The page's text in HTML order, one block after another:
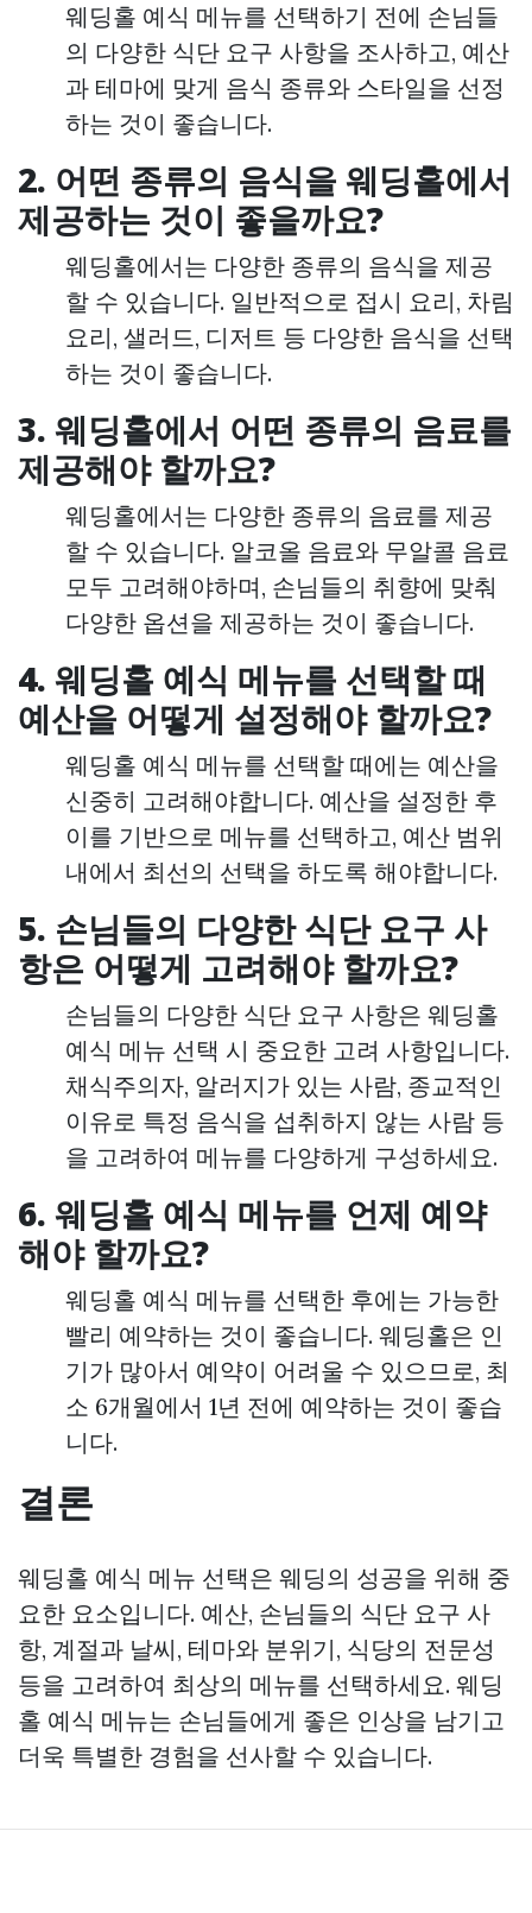
웨딩홀 예식 메뉴를 선택하기 전에 손님들
의 다양한 식단 요구 사항을 조사하고, 예산
과 테마에 맞게 음식 종류와 스타일을 선정
하는 것이 좋습니다.
2. 어떤 종류의 음식을 웨딩홀에서
제공하는 것이 좋을까요?
웨딩홀에서는 다양한 종류의 음식을 제공
할 수 있습니다. 일반적으로 접시 요리, 차림
요리, 샐러드, 디저트 등 다양한 음식을 선택
하는 것이 좋습니다.
3. 웨딩홀에서 어떤 종류의 음료를
제공해야 할까요?
웨딩홀에서는 다양한 종류의 음료를 제공
할 수 있습니다. 알코올 음료와 무알콜 음료
모두 고려해야하며, 손님들의 취향에 맞춰
다양한 옵션을 제공하는 것이 좋습니다.
4. 웨딩홀 예식 메뉴를 선택할 때
예산을 어떻게 설정해야 할까요?
웨딩홀 예식 메뉴를 선택할 때에는 예산을
신중히 고려해야합니다. 예산을 설정한 후
이를 기반으로 메뉴를 선택하고, 예산 범위
내에서 최선의 선택을 하도록 해야합니다.
5. 손님들의 다양한 식단 요구 사
항은 어떻게 고려해야 할까요?
손님들의 다양한 식단 요구 사항은 웨딩홀
예식 메뉴 선택 시 중요한 고려 사항입니다.
채식주의자, 알러지가 있는 사람, 종교적인
이유로 특정 음식을 섭취하지 않는 사람 등
을 고려하여 메뉴를 다양하게 구성하세요.
6. 웨딩홀 예식 메뉴를 언제 예약
해야 할까요?
웨딩홀 예식 메뉴를 선택한 후에는 가능한
빨리 예약하는 것이 좋습니다. 웨딩홀은 인
기가 많아서 예약이 어려울 수 있으므로, 최
소 6개월에서 1년 전에 예약하는 것이 좋습
니다.
결론
웨딩홀 예식 메뉴 선택은 웨딩의 성공을 위해 중
요한 요소입니다. 예산, 손님들의 식단 요구 사
항, 계절과 날씨, 테마와 분위기, 식당의 전문성
등을 고려하여 최상의 메뉴를 선택하세요. 웨딩
홀 예식 메뉴는 손님들에게 좋은 인상을 남기고
더욱 특별한 경험을 선사할 수 있습니다.